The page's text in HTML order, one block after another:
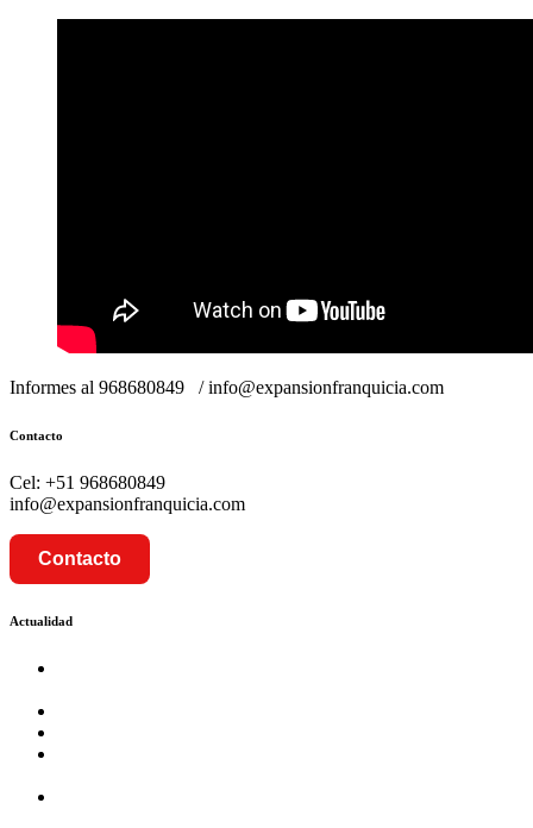
Informes al 968680849 / info@expansionfranquicia.com
Contacto
Cel: +51 968680849
info@expansionfranquicia.com
Contacto
Actualidad